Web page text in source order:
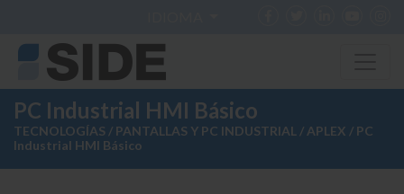
PC Industrial HMI Básico
TECNOLOGÍAS / PANTALLAS Y PC INDUSTRIAL / APLEX / PC
Industrial HMI Básico